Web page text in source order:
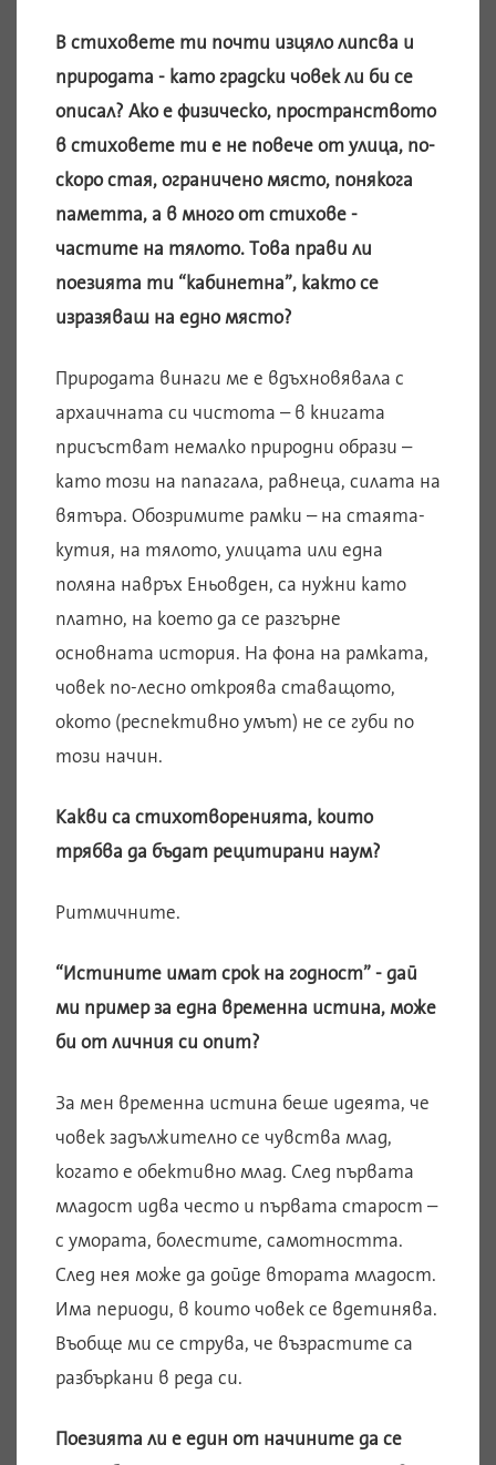
В стиховете ти почти изцяло липсва и
природата - като градски човек ли би се
описал? Ако е физическо, пространството
в стиховете ти е не повече от улица, по-
скоро стая, ограничено място, понякога
паметта, а в много от стихове -
частите на тялото. Това прави ли
поезията ти “кабинетна”, както се
изразяваш на едно място?
Природата винаги ме е вдъхновявала с
архаичната си чистота – в книгата
присъстват немалко природни образи –
като този на папагала, равнеца, силата на
вятъра. Обозримите рамки – на стаята-
кутия, на тялото, улицата или една
поляна навръх Еньовден, са нужни като
платно, на което да се разгърне
основната история. На фона на рамката,
човек по-лесно откроява ставащото,
окото (респективно умът) не се губи по
този начин.
Какви са стихотворенията, които
трябва да бъдат рецитирани наум?
Ритмичните.
“Истините имат срок на годност” - дай
ми пример за една временна истина, може
би от личния си опит?
За мен временна истина беше идеята, че
човек задължително се чувства млад,
когато е обективно млад. След първата
младост идва често и първата старост –
с умората, болестите, самотността.
След нея може да дойде втората младост.
Има периоди, в които човек се вдетинява.
Въобще ми се струва, че възрастите са
разбъркани в реда си.
Поезията ли е един от начините да се